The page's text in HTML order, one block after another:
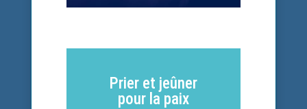
Prier et jeûner
pour la paix